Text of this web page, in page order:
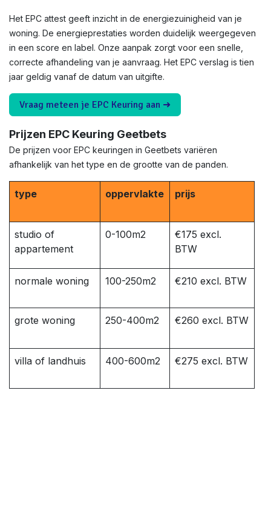
Het EPC attest geeft inzicht in de energiezuinigheid van je
woning. De energieprestaties worden duidelijk weergegeven
in een score en label. Onze aanpak zorgt voor een snelle,
correcte afhandeling van je aanvraag. Het EPC verslag is tien
jaar geldig vanaf de datum van uitgifte.
Vraag meteen je EPC Keuring aan ➜
Prijzen EPC Keuring Geetbets
De prijzen voor EPC keuringen in Geetbets variëren
afhankelijk van het type en de grootte van de panden.
type oppervlakte prijs
studio of
appartement
0-100m2
€175 excl.
BTW
normale woning 100-250m2 €210 excl. BTW
grote woning 250-400m2 €260 excl. BTW
villa of landhuis 400-600m2 €275 excl. BTW